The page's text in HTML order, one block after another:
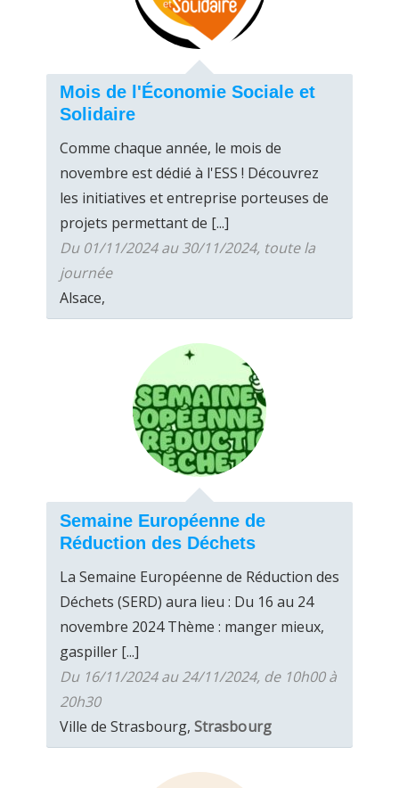
Mois de l'Économie Sociale et
Solidaire
Comme chaque année, le mois de
novembre est dédié à l'ESS ! Découvrez
les initiatives et entreprise porteuses de
projets permettant de [...]
Du 01/11/2024 au 30/11/2024, toute la
journée
Alsace,
Semaine Européenne de
Réduction des Déchets
La Semaine Européenne de Réduction des
Déchets (SERD) aura lieu : Du 16 au 24
novembre 2024 Thème : manger mieux,
gaspiller [...]
Du 16/11/2024 au 24/11/2024, de 10h00 à
20h30
Ville de Strasbourg, Strasbourg